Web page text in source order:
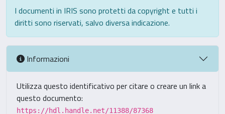
I documenti in IRIS sono protetti da copyright e tutti i
diritti sono riservati, salvo diversa indicazione.
Informazioni
Utilizza questo identificativo per citare o creare un link a
questo documento:
https://hdl.handle.net/11388/87368